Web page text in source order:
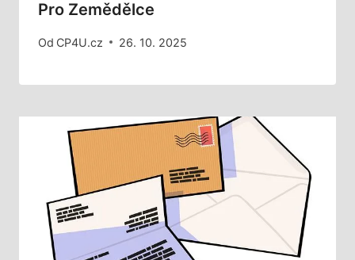
Pro Zemědělce
Od CP4U.cz 26. 10. 2025